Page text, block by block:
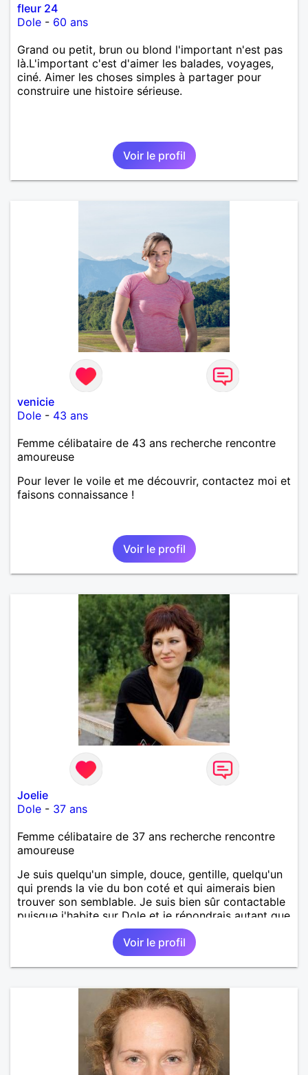
fleur 24
Dole - 60 ans
Grand ou petit, brun ou blond l'important n'est pas
là.L'important c'est d'aimer les balades, voyages,
ciné. Aimer les choses simples à partager pour
construire une histoire sérieuse.
Voir le profil
venicie
Dole - 43 ans
Femme célibataire de 43 ans recherche rencontre
amoureuse
Pour lever le voile et me découvrir, contactez moi et
faisons connaissance !
Voir le profil
Joelie
Dole - 37 ans
Femme célibataire de 37 ans recherche rencontre
amoureuse
Je suis quelqu'un simple, douce, gentille, quelqu'un
qui prends la vie du bon coté et qui aimerais bien
trouver son semblable. Je suis bien sûr contactable
puisque j'habite sur Dole et je répondrais autant que
Voir le profil